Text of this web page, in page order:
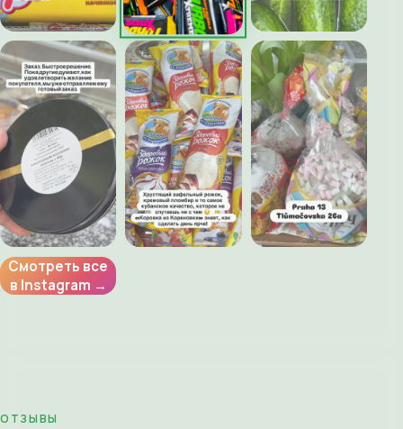
Смотреть все
в Instagram →
ОТЗЫВЫ